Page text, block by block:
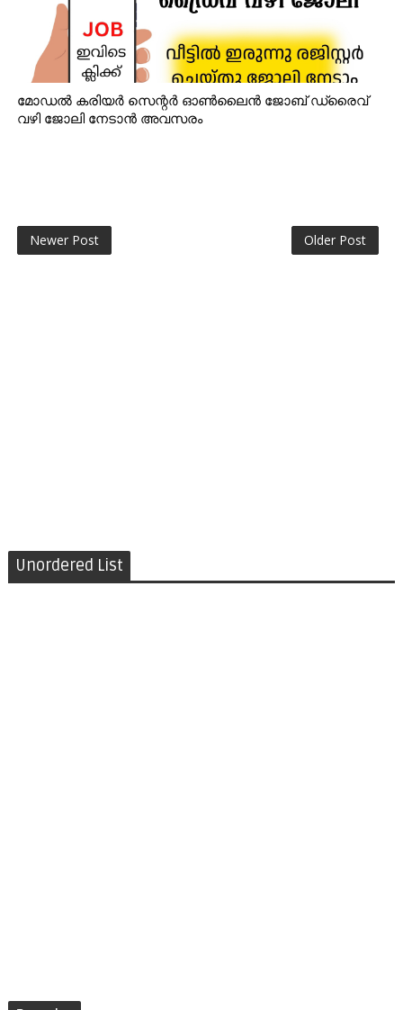
മോഡൽ കരിയർ സെന്റർ ഓൺലൈൻ ജോബ് ഡ്രൈവ്
വഴി ജോലി നേടാൻ അവസരം
Newer Post Older Post
Unordered List